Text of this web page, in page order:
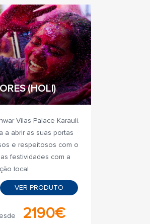
(HOLI)
Vilas Palace Karauli.
a abrir as suas portas
e respeitosos com o
festividades com a
local
VER PRODUTO
2190€